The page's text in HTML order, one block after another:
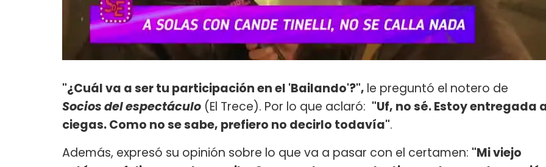
"¿Cuál va a ser tu participación en el 'Bailando'?", le preguntó el notero de
Socios del espectáculo (El Trece). Por lo que aclaró: "Uf, no sé. Estoy entregada
ciegas. Como no se sabe, prefiero no decirlo todavía".
Además, expresó su opinión sobre lo que va a pasar con el certamen: "Mi viejo